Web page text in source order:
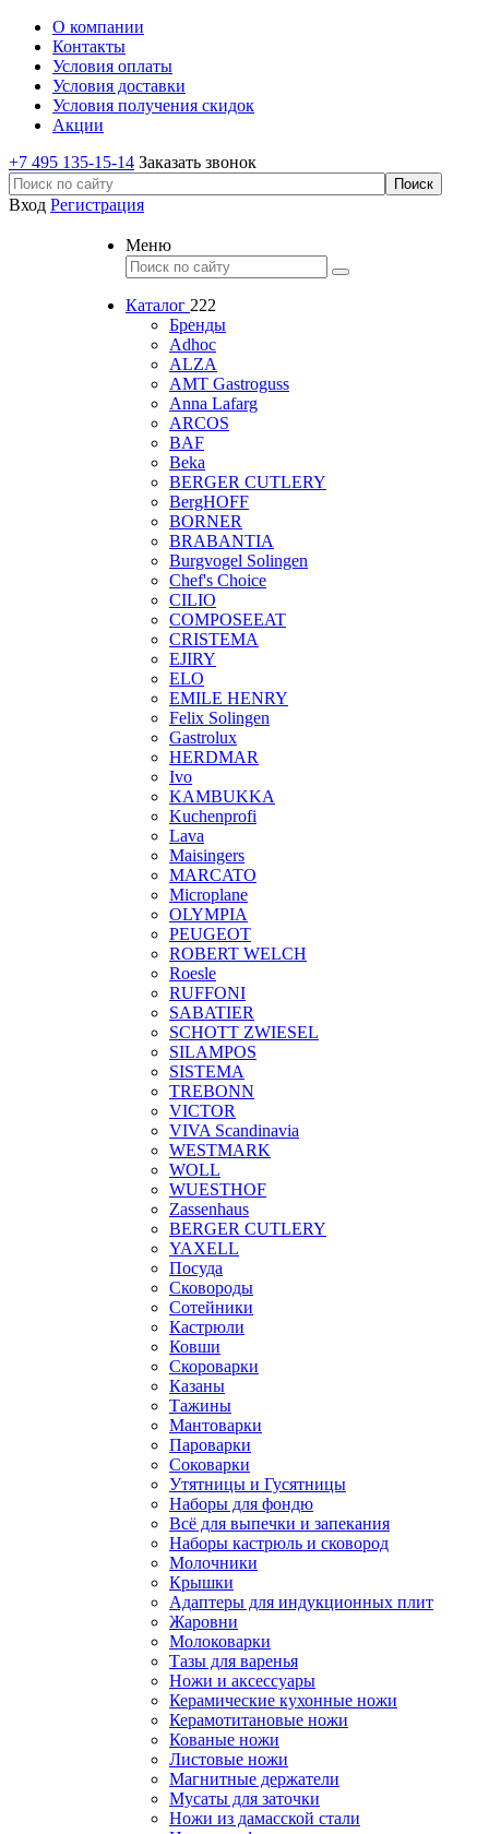
О компании
Контакты
Условия оплаты
Условия доставки
Условия получения скидок
Акции
+7 495 135-15-14 Заказать звонок
Вход Регистрация
Меню
Каталог 222
Бренды
Adhoc
ALZA
AMT Gastroguss
Anna Lafarg
ARCOS
BAF
Beka
BERGER CUTLERY
BergHOFF
BORNER
BRABANTIA
Burgvogel Solingen
Chef's Choice
CILIO
COMPOSEEAT
CRISTEMA
EJIRY
ELO
EMILE HENRY
Felix Solingen
Gastrolux
HERDMAR
Ivo
KAMBUKKA
Kuchenprofi
Lava
Maisingers
MARCATO
Microplane
OLYMPIA
PEUGEOT
ROBERT WELCH
Roesle
RUFFONI
SABATIER
SCHOTT ZWIESEL
SILAMPOS
SISTEMA
TREBONN
VICTOR
VIVA Scandinavia
WESTMARK
WOLL
WUESTHOF
Zassenhaus
BERGER CUTLERY
YAXELL
Посуда
Сковороды
Сотейники
Кастрюли
Ковши
Скороварки
Казаны
Тажины
Мантоварки
Пароварки
Соковарки
Утятницы и Гусятницы
Наборы для фондю
Всё для выпечки и запекания
Наборы кастрюль и сковород
Молочники
Крышки
Адаптеры для индукционных плит
Жаровни
Молоковарки
Тазы для варенья
Ножи и аксессуары
Керамические кухонные ножи
Керамотитановые ножи
Кованые ножи
Листовые ножи
Магнитные держатели
Мусаты для заточки
Ножи из дамасской стали